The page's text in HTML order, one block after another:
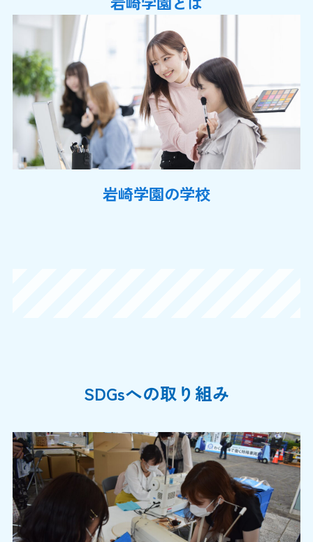
岩崎学園の学校
SDGsへの取り組み